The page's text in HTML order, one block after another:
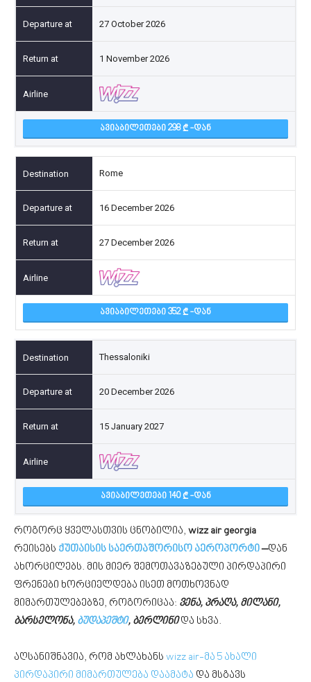
27 October 2026
1 November 2026
ᲐᲕᲘᲐᲑᲘᲚᲔᲗᲔᲑᲘ 298 -ᲓᲐᲜ
Rome
16 December 2026
27 December 2026
ᲐᲕᲘᲐᲑᲘᲚᲔᲗᲔᲑᲘ 352 -ᲓᲐᲜ
Thessaloniki
20 December 2026
15 January 2027
ᲐᲕᲘᲐᲑᲘᲚᲔᲗᲔᲑᲘ 140 -ᲓᲐᲜ
როგორც ყველასთვის ცნობილია, wizz air georgia
რეისებს ქუთაისის საერთაშორისო აეროპორტი–დან
ახორცილებს. მის მიერ შემოთავაზებული პირდაპირი
ფრენები ხორციელდება ისეთ მოთხოვნად
მიმართულებებზე, როგორიცაა: ვენა, პრაღა, მილანი,
ბარსელონა, ბუდაპეშტი, ბერლინიდა სხვა.
აღსანიშნავია, რომ ახლახანს wizz air-მა 5 ახალი
პირდაპირი მიმართულება დაამატა და მსგავს